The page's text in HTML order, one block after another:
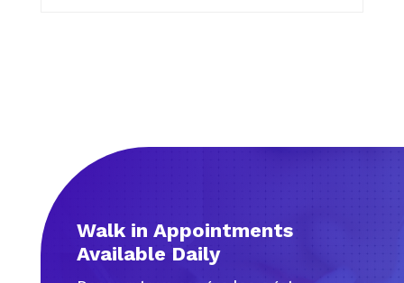
Walk in Appointments
Available Daily